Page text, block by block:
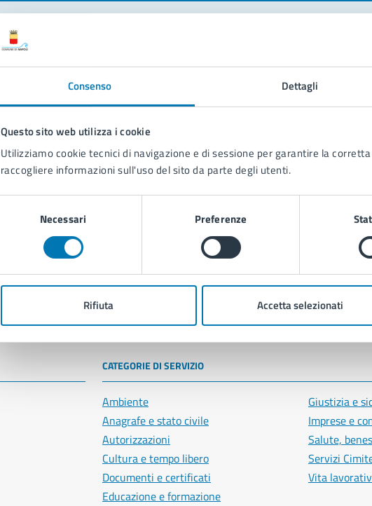
Consenso Dettagli
Questo sito web utilizza i cookie
Utilizziamo cookie tecnici di navigazione e di sessione per garantire la
raccogliere informazioni sull'uso del sito da parte degli utenti.
Necessari Preferenze
Rifiuta Accetta selezionati
Contatta il comune
Prenota appuntamento
Problemi in città
Segnala disservizio
CATEGORIE DI SERVIZIO
Ambiente
Anagrafe e stato civile
Autorizzazioni
Cultura e tempo libero
Documenti e certificati
Educazione e formazione
Giustizia e
Imprese e
Salute,
Servizi
Vita